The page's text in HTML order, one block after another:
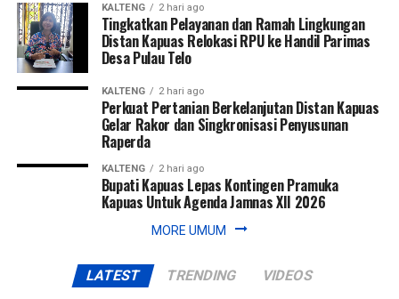
KALTENG 2 hari ago
Tingkatkan Pelayanan dan Ramah Lingkungan
Distan Kapuas Relokasi RPU ke Handil Parimas
Desa Pulau Telo
KALTENG 2 hari ago
Perkuat Pertanian Berkelanjutan Distan Kapuas
Gelar Rakor dan Singkronisasi Penyusunan
Raperda
KALTENG 2 hari ago
Bupati Kapuas Lepas Kontingen Pramuka
Kapuas Untuk Agenda Jamnas XII 2026
MORE UMUM
LATEST TRENDING VIDEOS